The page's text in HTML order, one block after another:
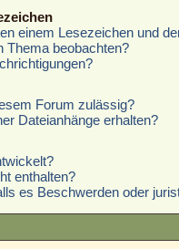
einem Lesezeichen und
Thema beobachten?
Forum zulässig?
Dateianhänge erhalten?
enthalten?
es Beschwerden oder